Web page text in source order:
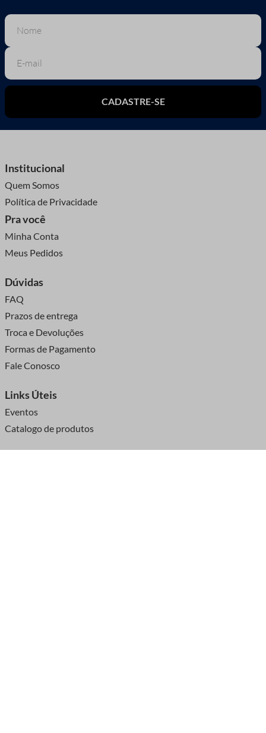
CADASTRE-SE
Institucional
Quem Somos
Política de Privacidade
Pra você
Minha Conta
Meus Pedidos
Dúvidas
FAQ
Prazos de entrega
Troca e Devoluções
Formas de Pagamento
Fale Conosco
Links Úteis
Eventos
Catalogo de produtos